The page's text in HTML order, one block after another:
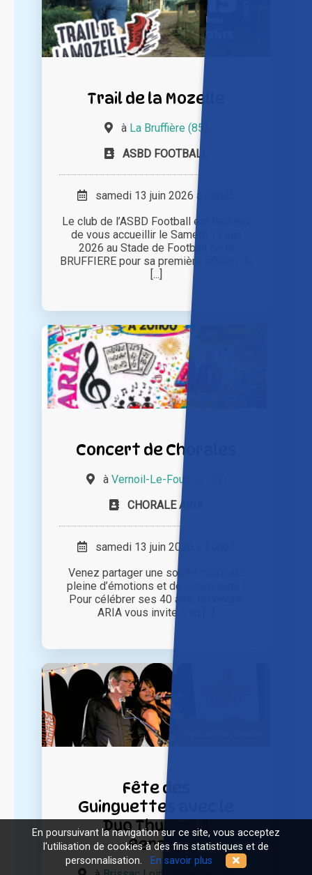
Trail de la Mozelle
à La Bruffière (85)
ASBD FOOTBALL
samedi 13 juin 2026 à 08h45
Le club de l’ASBD Football est heureux
de vous accueillir le Samedi 13 juin
2026 au Stade de Football de la
BRUFFIERE pour sa première édition du
[...]
Concert de Chorales
à Vernoil-Le-Fourrier (49)
CHORALE ARIA
samedi 13 juin 2026 à 20h00
Venez partager une soirée musicale
pleine d’émotions et de convivialité !
Pour célébrer ses 40 ans, la chorale
ARIA vous invite à un [...]
Fête des
Guinguettes avec le
Duo Thuleau &
Renard
En poursuivant la navigation sur ce site, vous acceptez
l'utilisation de cookies à des fins statistiques et de
personnalisation.
En savoir plus